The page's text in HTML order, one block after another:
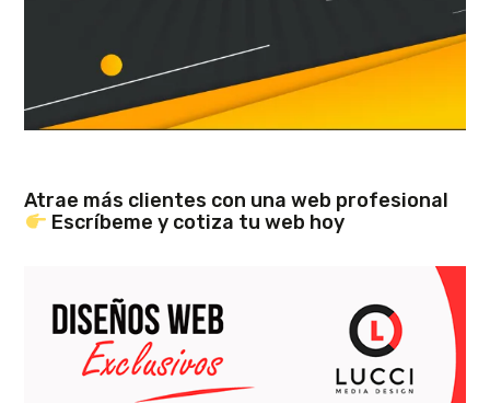
Atrae más clientes con una web profesional
Escríbeme y cotiza tu web hoy